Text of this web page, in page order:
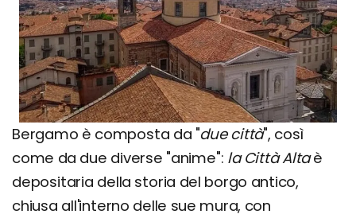
Bergamo è composta da "due città", così
come da due diverse "anime": la Città Altaè
depositaria della storia del borgo antico,
chiusa all'interno delle sue mura, con